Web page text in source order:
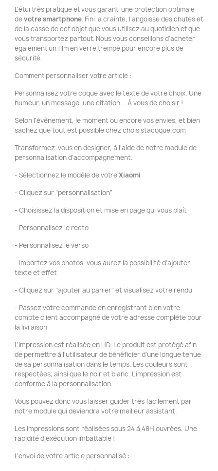
L'étui très pratique et vous garanti une protection optimale
devotre smartphone. Fini la crainte, l'angoisse des chutes et
de la casse de cet objet que vous utilisez au quotidien et que
vous transportez partout. Nous vous conseillons d'acheter
également un film en verre trempé pour encore plus de
sécurité.
Comment personnaliser votre article :
Personnalisez votre coque avec le texte de votre choix. Une
humeur, un message, une citation... À vous de choisir !
Selon l'évènement, le moment ou encore vos envies, et bien
sachez que tout est possible chez choisistacoque.com
Transformez-vous en designer, à l'aide de notre module de
personnalisation d'accompagnement.
- Sélectionnez le modèle de votreXiaomi
- Cliquez sur "personnalisation"
- Choisissez la disposition et mise en page qui vous plaît
- Personnalisez le recto
- Personnalisez le verso
- Importez vos photos, vous aurez la possibilité d'ajouter
texte et effet
- Cliquez sur "ajouter au panier" et visualisez votre rendu
- Passez votre commande en enregistrant bien votre
compte client accompagné de votre adresse complète pour
la livraison
L'impression est réalisée en HD. Le produit est protégé afin
de permettre à l'utilisateur de bénéficier d'une longue tenue
de sa personnalisation dans le temps. Les couleurs sont
respectées, ainsi que le noir et blanc. L'impression est
conforme à la personnalisation.
Vous pouvez donc vous laisser guider très facilement par
notre module qui deviendra votre meilleur assistant.
Les impressions sont réalisées sous 24 à 48H ouvrées. Une
rapidité d'exécution imbattable !
L'envoi de votre article personnalisé :